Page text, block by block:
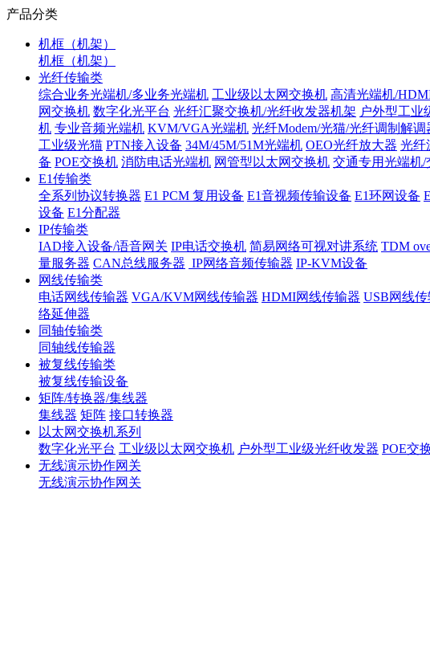
产品分类
机框（机架）
机框（机架）
光纤传输类
综合业务光端机/多业务光端机 工业级以太网交换机 高清光端机/
网交换机 数字化光平台 光纤汇聚交换机/光纤收发器机架 户外型工业
机 专业音频光端机 KVM/VGA光端机 光纤Modem/光猫/光纤调制解调
工业级光猫 PTN接入设备 34M/45M/51M光端机 OEO光纤放大器 光纤
备 POE交换机 消防电话光端机 网管型以太网交换机 交通专用光端机/
E1传输类
全系列协议转换器 E1 PCM 复用设备 E1音视频传输设备 E1环网设备
设备 E1分配器
IP传输类
IAD接入设备/语音网关 IP电话交换机 简易网络可视对讲系统 TDM
量服务器 CAN总线服务器 IP网络音频传输器 IP-KVM设备
网线传输类
电话网线传输器 VGA/KVM网线传输器 HDMI网线传输器 USB网线传
络延伸器
同轴传输类
同轴线传输器
被复线传输类
被复线传输设备
矩阵/转换器/集线器
集线器 矩阵 接口转换器
以太网交换机系列
数字化光平台 工业级以太网交换机 户外型工业级光纤收发器 POE交
无线演示协作网关
无线演示协作网关